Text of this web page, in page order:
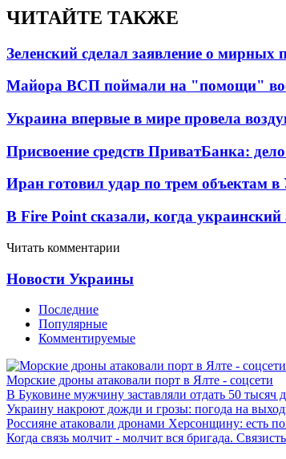
ЧИТАЙТЕ ТАКЖЕ
Зеленский сделал заявление о мирных
Майора ВСП поймали на "помощи"
Украина впервые в мире провела
Присвоение средств ПриватБанка:
Иран готовил удар по трем объектам
В Fire Point сказали, когда
Читать комментарии
Новости Украины
Последние
Популярные
Комментируемые
Морские дроны атаковали порт в Ялте - соцсети
В Буковине мужчину заставляли отдать 50
Украину накроют дожди и грозы: погода на
Россияне атаковали дронами Херсонщину: есть
Когда связь молчит - молчит вся бригада.